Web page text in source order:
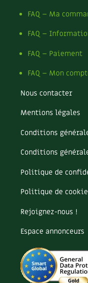
Poireau
Pollinisation
Pollution
Pomme
Potager
Potager en lasagnes
Poules
Prairie fleurie
Purin
Recette
Récup'
Réparation
Reproduction
Restauration
Rocaille
Ronce (ou mûre de
Roquette
FAQ – Ma
FAQ –
FAQ – Paiement
FAQ – Mon
Nous contacter
Mentions légales
Conditions
Conditions
Politique de
Politique de
Rejoignez-nous !
Espace annonceurs